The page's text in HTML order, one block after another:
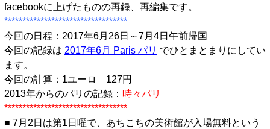
facebookに上げたものの再録、再編集です。
**********************************
今回の日程：2017年6月26日～7月4日午前帰国
今回の記録は 2017年6月 Paris パリ でひとまとまりにしてい
ます。
今回の計算：1ユーロ 127円
2013年からのパリの記録： 時々パリ
**********************************
■ 7月2日は第1日曜で、あちこちの美術館が入場無料という